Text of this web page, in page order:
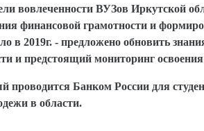
вовлеченности ВУЗов Иркутской
финансовой грамотности и
2019г. - предложено обновить
и предстоящий мониторинг
проводится Банком России для
в области.